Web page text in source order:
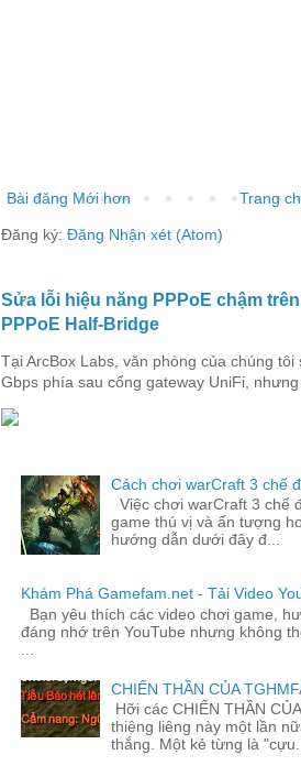
Bài đăng Mới hơn Trang
Đăng ký: Đăng Nhận xét (Atom)
Sửa lỗi hiệu năng PPPoE chậm
PPPoE Half-Bridge
Tại ArcBox Labs, văn phòng của chúng
Gbps phía sau cổng gateway UniFi,
Cách chơi warCraft 3 chế
Việc chơi warCraft 3 chế
game thú vị và ấn tượng
hướng dẫn dưới đây đ...
Khám Phá Gamefam.net - Tải Video
Bạn yêu thích các video chơi game,
đáng nhớ trên YouTube nhưng không
CHIẾN THẦN CỦA
Hỡi các CHIẾN THẦN
thiêng liêng này một lần
thắng. Một kẻ từng là